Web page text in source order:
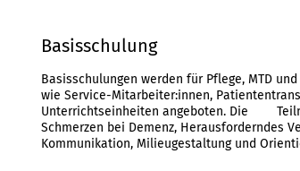
Basisschulung
Basisschulungen werden für Pflege, MTD
wie Service-Mitarbeiter:innen,
Unterrichtseinheiten angeboten. Die
Schmerzen bei Demenz, Herausforderndes
Kommunikation, Milieugestaltung und